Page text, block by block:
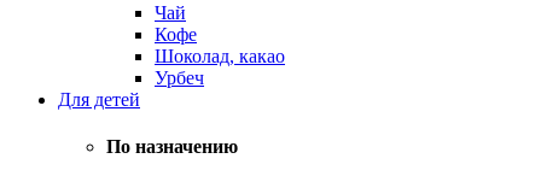
Чай
Кофе
Шоколад, какао
Урбеч
Для детей
По назначению